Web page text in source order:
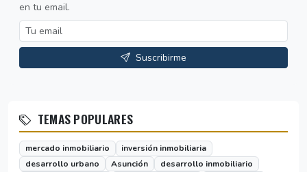
en tu email.
Suscribirme
TEMAS POPULARES
mercado inmobiliario
inversión inmobiliaria
desarrollo urbano
Asunción
desarrollo inmobiliario